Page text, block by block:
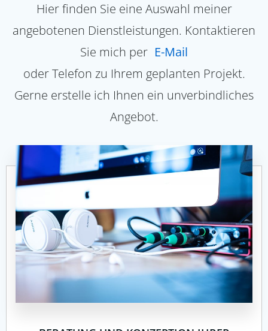
Hier finden Sie eine Auswahl meiner
angebotenen Dienstleistungen. Kontaktieren
Sie mich per E-Mail
oder Telefon zu Ihrem geplanten Projekt.
Gerne erstelle ich Ihnen ein unverbindliches
Angebot.